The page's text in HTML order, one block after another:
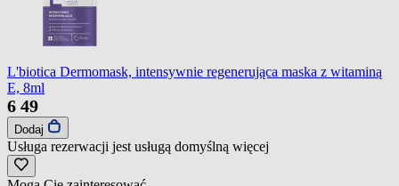
L'biotica Dermomask, intensywnie regenerująca maska z witaminą
E, 8ml
6 49
Dodaj
Usługa rezerwacji jest usługą domyślną więcej